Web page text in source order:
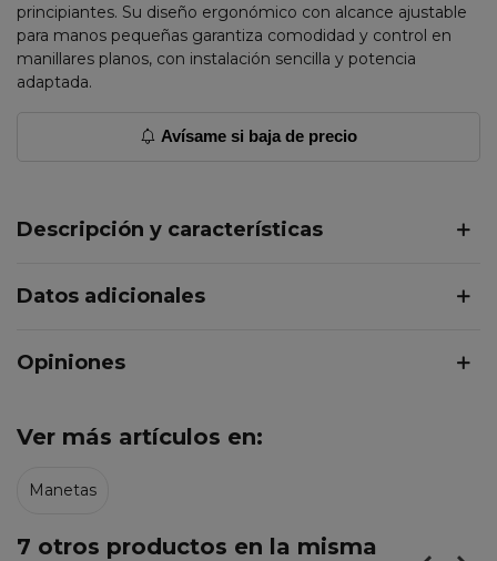
principiantes. Su diseño ergonómico con alcance ajustable
para manos pequeñas garantiza comodidad y control en
manillares planos, con instalación sencilla y potencia
adaptada.
Avísame si baja de precio
Descripción y características
Datos adicionales
Opiniones
Ver más artículos en:
Manetas
7 otros productos en la misma